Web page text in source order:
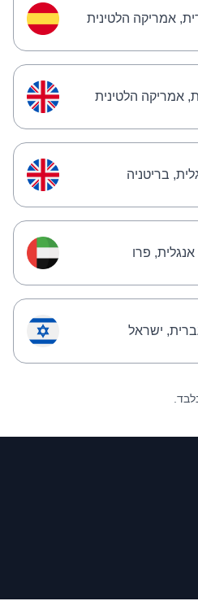
אמריקה הלטינית
אמריקה הלטינית
בריטניה
פרו
ישראל